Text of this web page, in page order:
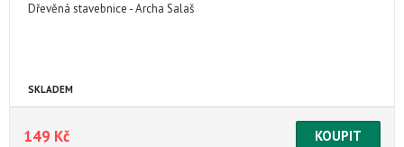
Dřevěná stavebnice - Archa Salaš
SKLADEM
149 Kč